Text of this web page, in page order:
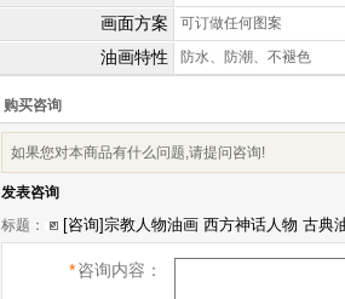
画面方案 可订做任何图案
油画特性 防水、防潮、不褪色
购买咨询
如果您对本商品有什么问题,请提问咨询!
发表咨询
标题：
*咨询内容：